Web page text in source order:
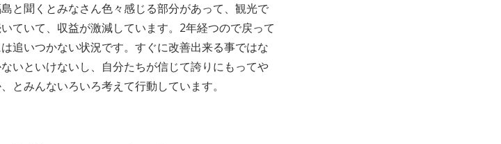
と聞くとみなさん色々感じる部分があって、観光で
ていて、収益が激減しています。2年経つので戻って
追いつかない状況です。すぐに改善出来る事ではな
いといけないし、自分たちが信じて誇りにもってや
とみんないろいろ考えて行動しています。